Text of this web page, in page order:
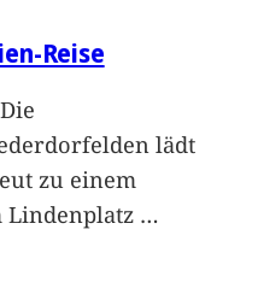
Reise
lädt
zu einem
Lindenplatz …